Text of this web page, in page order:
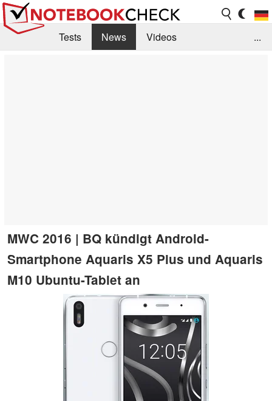
Tests News
Videos
...
MWC 2016 | BQ kündigt Android-
Smartphone Aquaris X5 Plus und Aquaris
M10 Ubuntu-Tablet an